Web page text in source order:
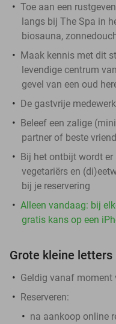
Toe aan een
langs bij The Spa in
biosauna,
Maak kennis met dit
levendige centrum
gevel van een oud
De gastvrije
Beleef een zalige
partner of beste
Bij het ontbijt wordt
vegetariërs en
bij je reservering
Alleen vandaag: bij
gratis kans op een
Grote kleine letters
Geldig vanaf
Reserveren:
na aankoop online